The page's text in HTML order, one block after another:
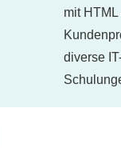
mit
diverse